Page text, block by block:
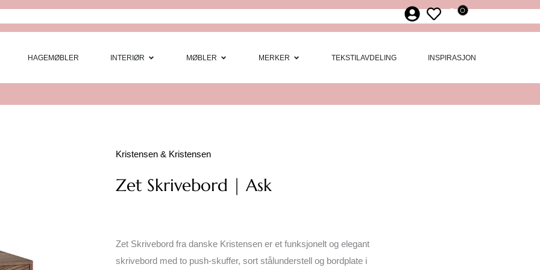
0
HAGEMØBLER INTERIØR Open Interiør
MØBLER Open Møbler
MERKER Open Merker
TEKSTILAVDELING INSPIRASJON
Kristensen & Kristensen
Zet Skrivebord | Ask
Zet Skrivebord fra danske Kristensen er et funksjonelt og elegant
skrivebord med to push-skuffer, sort stålunderstell og bordplate i